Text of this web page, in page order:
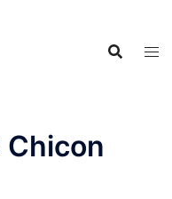
Chicon